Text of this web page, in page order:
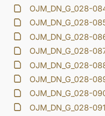
OJM_DN_G_028-
OJM_DN_G_028-
OJM_DN_G_028-
OJM_DN_G_028-
OJM_DN_G_028-
OJM_DN_G_028-
OJM_DN_G_028-
OJM_DN_G_028-